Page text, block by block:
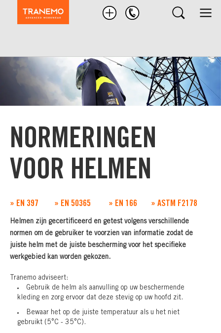
product
NORMERINGEN
VOOR HELMEN
» EN 397 » EN 50365 » EN 166 » ASTM F2178
Helmen zijn gecertificeerd en getest volgens verschillende
normen om de gebruiker te voorzien van informatie zodat de
juiste helm met de juiste bescherming voor het specifieke
werkgebied kan worden gekozen.
Tranemo adviseert:
Gebruik de helm als aanvulling op uw beschermende
kleding en zorg ervoor dat deze stevig op uw hoofd zit.
Bewaar het op de juiste temperatuur als u het niet
gebruikt (5°C - 35°C).